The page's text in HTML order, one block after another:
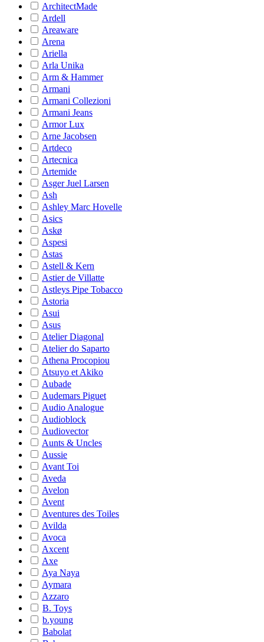
ArchitectMade
Ardell
Areaware
Arena
Ariella
Arla Unika
Arm & Hammer
Armani
Armani Collezioni
Armani Jeans
Armor Lux
Arne Jacobsen
Artdeco
Artecnica
Artemide
Asger Juel Larsen
Ash
Ashley Marc Hovelle
Asics
Askø
Aspesi
Astas
Astell & Kern
Astier de Villatte
Astleys Pipe Tobacco
Astoria
Asui
Asus
Atelier Diagonal
Atelier do Saparto
Athena Procopiou
Atsuyo et Akiko
Aubade
Audemars Piguet
Audio Analogue
Audioblock
Audiovector
Aunts & Uncles
Aussie
Avant Toi
Aveda
Avelon
Avent
Aventures des Toiles
Avilda
Avoca
Axcent
Axe
Aya Naya
Aymara
Azzaro
B. Toys
b.young
Babolat